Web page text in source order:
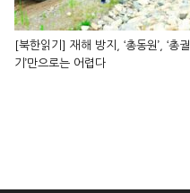
[북한읽기] 재해 방지, ‘총동원’, ‘총궐
기’만으로는 어렵다